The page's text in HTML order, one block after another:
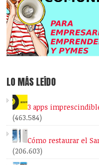
LO MÁS LEÍDO
3 apps
(463.584)
Cómo restaurar el
(206.603)